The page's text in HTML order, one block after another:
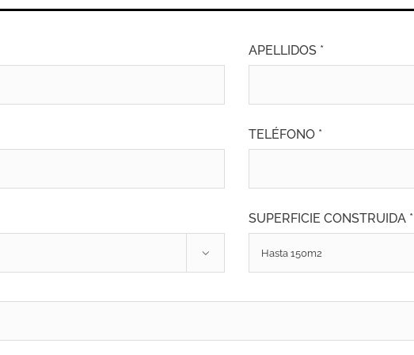
APELLIDOS *
TELÉFONO *

SUPERFICIE CONSTRUIDA *